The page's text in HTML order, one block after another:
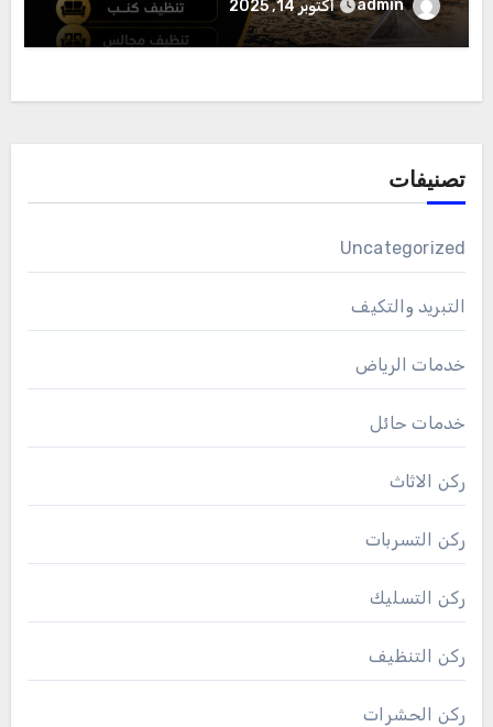
admin أكتوبر 14, 2025
تصنيفات
Uncategorized
التبريد والتكيف
خدمات الرياض
خدمات حائل
ركن الاثاث
ركن التسربات
ركن التسليك
ركن التنظيف
ركن الحشرات